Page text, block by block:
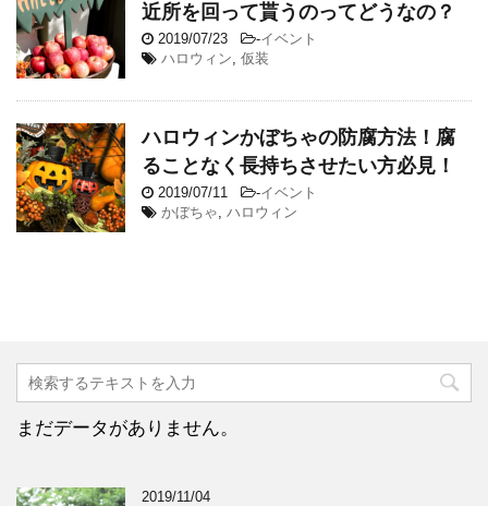
近所を回って貰うのってどうなの？
2019/07/23 -イベント
ハロウィン, 仮装
ハロウィンかぼちゃの防腐方法！腐
ることなく長持ちさせたい方必見！
2019/07/11 -イベント
かぼちゃ, ハロウィン
まだデータがありません。
2019/11/04